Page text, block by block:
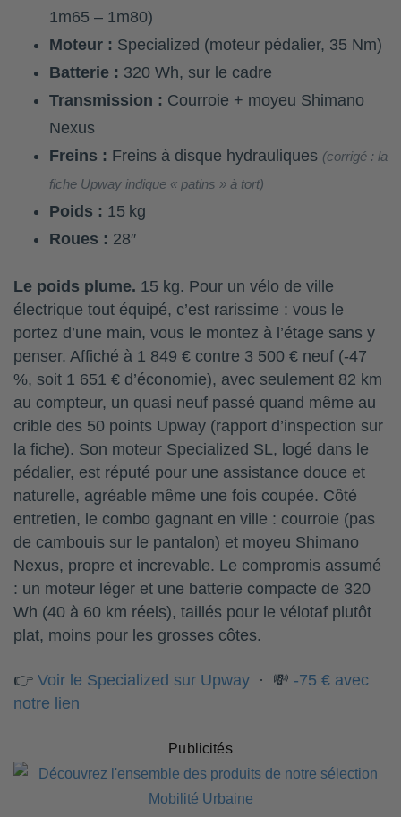
1m65 – 1m80)
Moteur : Specialized (moteur pédalier, 35 Nm)
Batterie : 320 Wh, sur le cadre
Transmission : Courroie + moyeu Shimano
Nexus
Freins : Freins à disque hydrauliques (corrigé : la
fiche Upway indique « patins » à tort)
Poids : 15 kg
Roues : 28″
Le poids plume. 15 kg. Pour un vélo de ville
électrique tout équipé, c’est rarissime : vous le
portez d’une main, vous le montez à l’étage sans y
penser. Affiché à 1 849 € contre 3 500 € neuf (-47
%, soit 1 651 € d’économie), avec seulement 82 km
au compteur, un quasi neuf passé quand même au
crible des 50 points Upway (rapport d’inspection sur
la fiche). Son moteur Specialized SL, logé dans le
pédalier, est réputé pour une assistance douce et
naturelle, agréable même une fois coupée. Côté
entretien, le combo gagnant en ville : courroie (pas
de cambouis sur le pantalon) et moyeu Shimano
Nexus, propre et increvable. Le compromis assumé
: un moteur léger et une batterie compacte de 320
Wh (40 à 60 km réels), taillés pour le vélotaf plutôt
plat, moins pour les grosses côtes.
👉 Voir le Specialized sur Upway · 💸 -75 € avec
notre lien
Publicités